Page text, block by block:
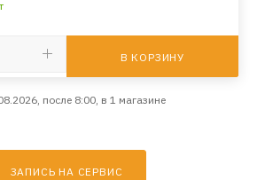
В КОРЗИНУ
после 8:00, в 1 магазине
ЗАПИСЬ НА СЕРВИС